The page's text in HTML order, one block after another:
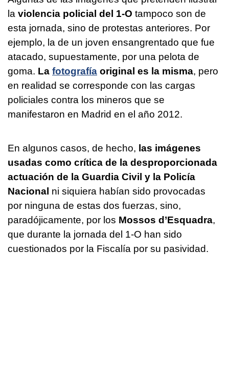
la violencia policial del 1-O tampoco son de
esta jornada, sino de protestas anteriores. Por
ejemplo, la de un joven ensangrentado que fue
atacado, supuestamente, por una pelota de
goma. La fotografía original es la misma, pero
en realidad se corresponde con las cargas
policiales contra los mineros que se
manifestaron en Madrid en el año 2012.
En algunos casos, de hecho, las imágenes
usadas como crítica de la desproporcionada
actuación de la Guardia Civil y la Policía
Nacional ni siquiera habían sido provocadas
por ninguna de estas dos fuerzas, sino,
paradójicamente, por los Mossos d’Esquadra,
que durante la jornada del 1-O han sido
cuestionados por la Fiscalía por su pasividad.